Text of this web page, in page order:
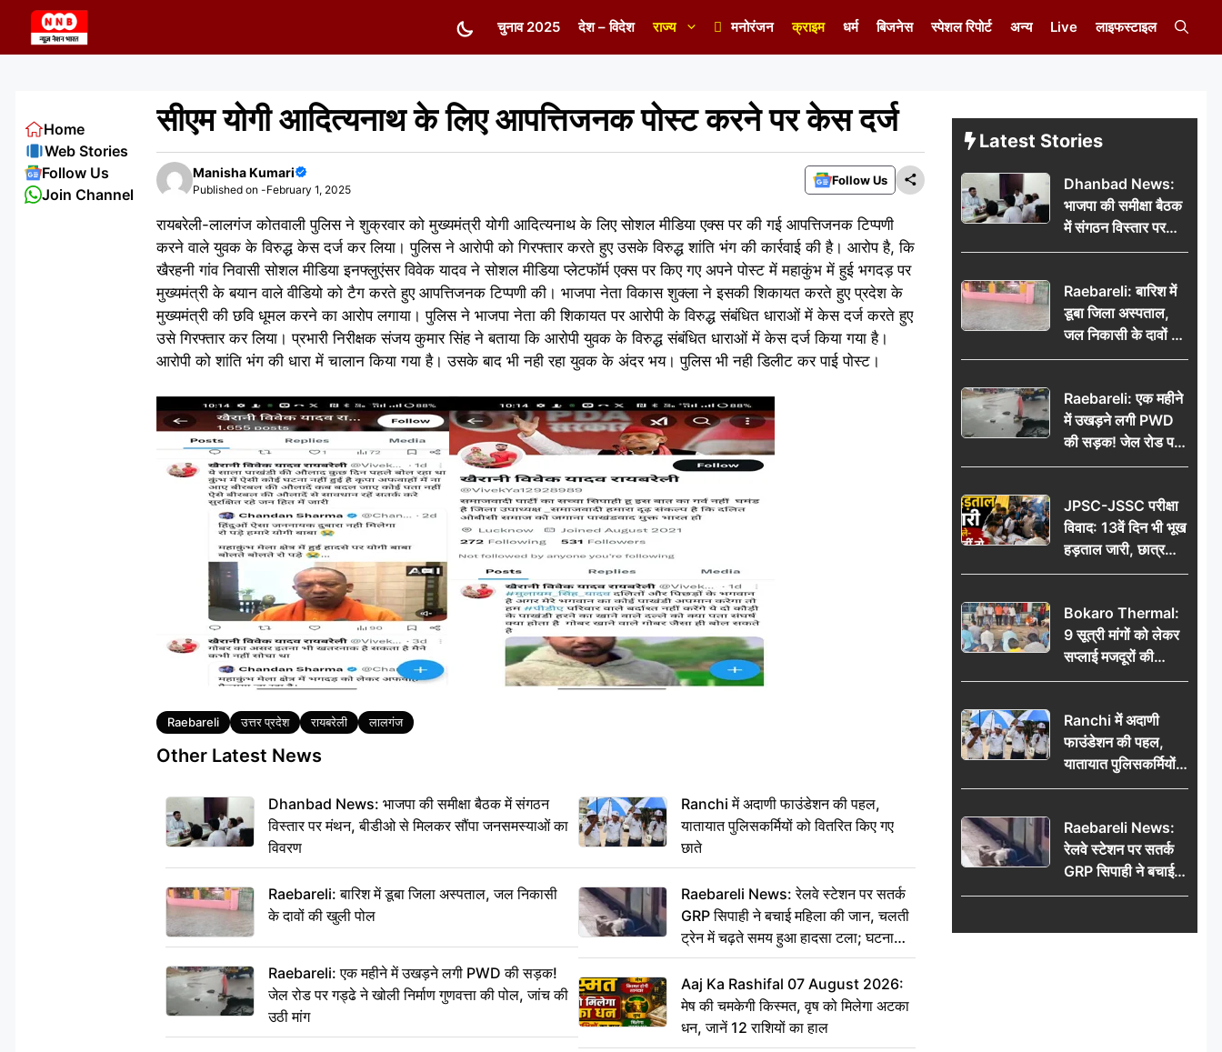
content
चुनाव 2025 देश – विदेश राज्य मनोरंजन क्राइम धर्म बिजनेस स्पेशल रिपोर्ट अन्य Live लाइफस्टाइल
सीएम योगी आदित्यनाथ के लिए आपत्तिजनक पोस्ट करने पर केस दर्ज
Manisha Kumari
Published on -February 1, 2025
Follow Us
रायबरेली-लालगंज कोतवाली पुलिस ने शुक्रवार को मुख्यमंत्री योगी आदित्यनाथ के लिए सोशल मीडिया एक्स पर की गई आपत्तिजनक टिप्पणी
करने वाले युवक के विरुद्ध केस दर्ज कर लिया। पुलिस ने आरोपी को गिरफ्तार करते हुए उसके विरुद्ध शांति भंग की कार्रवाई की है। आरोप है, कि
खैरहनी गांव निवासी सोशल मीडिया इनफ्लुएंसर विवेक यादव ने सोशल मीडिया प्लेटफॉर्म एक्स पर किए गए अपने पोस्ट में महाकुंभ में हुई भगदड़ पर
मुख्यमंत्री के बयान वाले वीडियो को टैग करते हुए आपत्तिजनक टिप्पणी की। भाजपा नेता विकास शुक्ला ने इसकी शिकायत करते हुए प्रदेश के
मुख्यमंत्री की छवि धूमल करने का आरोप लगाया। पुलिस ने भाजपा नेता की शिकायत पर आरोपी के विरुद्ध संबंधित धाराओं में केस दर्ज करते हुए
उसे गिरफ्तार कर लिया। प्रभारी निरीक्षक संजय कुमार सिंह ने बताया कि आरोपी युवक के विरुद्ध संबंधित धाराओं में केस दर्ज किया गया है।
आरोपी को शांति भंग की धारा में चालान किया गया है। उसके बाद भी नही रहा युवक के अंदर भय। पुलिस भी नही डिलीट कर पाई पोस्ट।
Tags
Raebareli उत्तर प्रदेश रायबरेली लालगंज
Other Latest News
Dhanbad News: भाजपा की समीक्षा बैठक में संगठन
विस्तार पर मंथन, बीडीओ से मिलकर सौंपा जनसमस्याओं का
विवरण
Raebareli: बारिश में डूबा जिला अस्पताल, जल निकासी
के दावों की खुली पोल
Raebareli: एक महीने में उखड़ने लगी PWD की सड़क!
जेल रोड पर गड्ढे ने खोली निर्माण गुणवत्ता की पोल, जांच की
उठी मांग
Ranchi में अदाणी फाउंडेशन की पहल,
यातायात पुलिसकर्मियों को वितरित किए गए
छाते
Raebareli News: रेलवे स्टेशन पर सतर्क
GRP सिपाही ने बचाई महिला की जान, चलती
ट्रेन में चढ़ते समय हुआ हादसा टला; घटना
CCTV में कैद
Aaj Ka Rashifal 07 August 2026:
मेष की चमकेगी किस्मत, वृष को मिलेगा अटका
धन, जानें 12 राशियों का हाल
Home
Web Stories
Follow Us
Join Channel
Latest Stories
Dhanbad News:
भाजपा की समीक्षा बैठक
में संगठन विस्तार पर
मंथन, बीडीओ से
जनसमस्याओं का विवरण
Raebareli: बारिश में
डूबा जिला अस्पताल,
जल निकासी के दावों की
खुली पोल
Raebareli: एक महीने
में उखड़ने लगी PWD
की सड़क! जेल रोड पर
गड्ढे ने खोली निर्माण
की उठी मांग
JPSC-JSSC परीक्षा
विवाद: 13वें दिन भी भूख
हड़ताल जारी, छात्र
बोले- जांच नहीं तो
Bokaro Thermal:
9 सूत्री मांगों को लेकर
सप्लाई मजदूरों की
हुंकार, 12 अगस्त के
Ranchi में अदाणी
फाउंडेशन की पहल,
यातायात पुलिसकर्मियों
को वितरित किए गए छाते
Raebareli News:
रेलवे स्टेशन पर सतर्क
GRP सिपाही ने बचाई
महिला की जान, चलती
हादसा टला; घटना